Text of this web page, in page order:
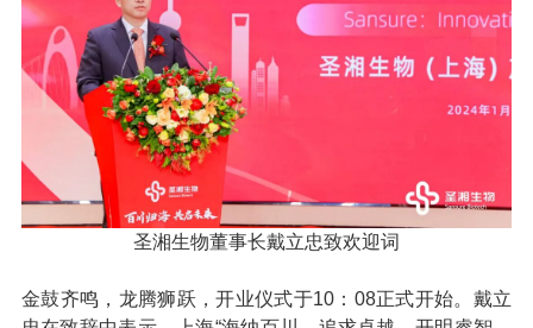
圣湘生物董事长戴立忠致欢迎词
金鼓齐鸣，龙腾狮跃，开业仪式于10：08正式开始。戴立